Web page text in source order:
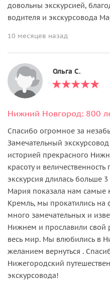
довольны экскурсией,
водителя и экскурсовода
10 месяцев назад
Ольга С.
Спасибо огромное за
Замечательный
историей прекрасного
красоту и
экскурсия длилась больше
Мария показала нам
Кремль, мы прокатились на
много замечательных и
Нижнем и прославили свой
весь мир. Мы влюбились в
желанием вернуться .
Нижегородский
экскурсовода!